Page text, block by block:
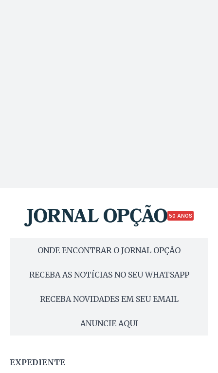
50 ANOS
ONDE ENCONTRAR O JORNAL OPÇÃO
RECEBA AS NOTÍCIAS NO SEU WHATSAPP
RECEBA NOVIDADES EM SEU EMAIL
ANUNCIE AQUI
EXPEDIENTE